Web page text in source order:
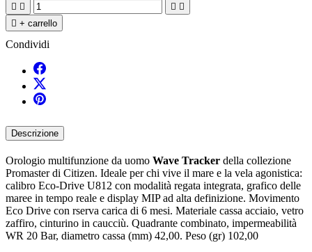
   
 + carrello
Condividi
Descrizione
Orologio multifunzione da uomo Wave Tracker della collezione
Promaster di Citizen. Ideale per chi vive il mare e la vela agonistica:
calibro Eco-Drive U812 con modalità regata integrata, grafico delle
maree in tempo reale e display MIP ad alta definizione. Movimento
Eco Drive con rserva carica di 6 mesi. Materiale cassa acciaio, vetro
zaffiro, cinturino in caucciù. Quadrante combinato, impermeabilità
WR 20 Bar, diametro cassa (mm) 42,00. Peso (gr) 102,00